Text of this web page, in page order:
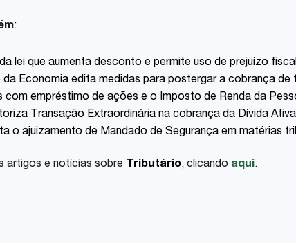
:
lei que aumenta desconto e permite uso de prejuízo
da Economia edita medidas para postergar a cobrança
com empréstimo de ações e o Imposto de Renda da
Transação Extraordinária na cobrança da Dívida
o ajuizamento de Mandado de Segurança em matérias
artigos e notícias sobre Tributário, clicando aqui.